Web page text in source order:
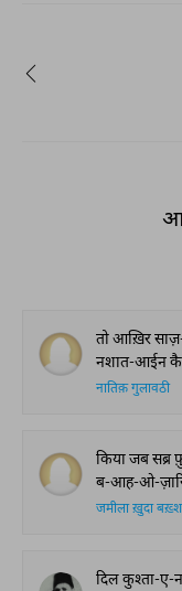
तो आख़िर
नशात-आईन
नातिक़ गुलावठी
किया जब सब्र
ब-आह-ओ-
जमीला ख़ुदा बख़्श
दिल कुश्ता-